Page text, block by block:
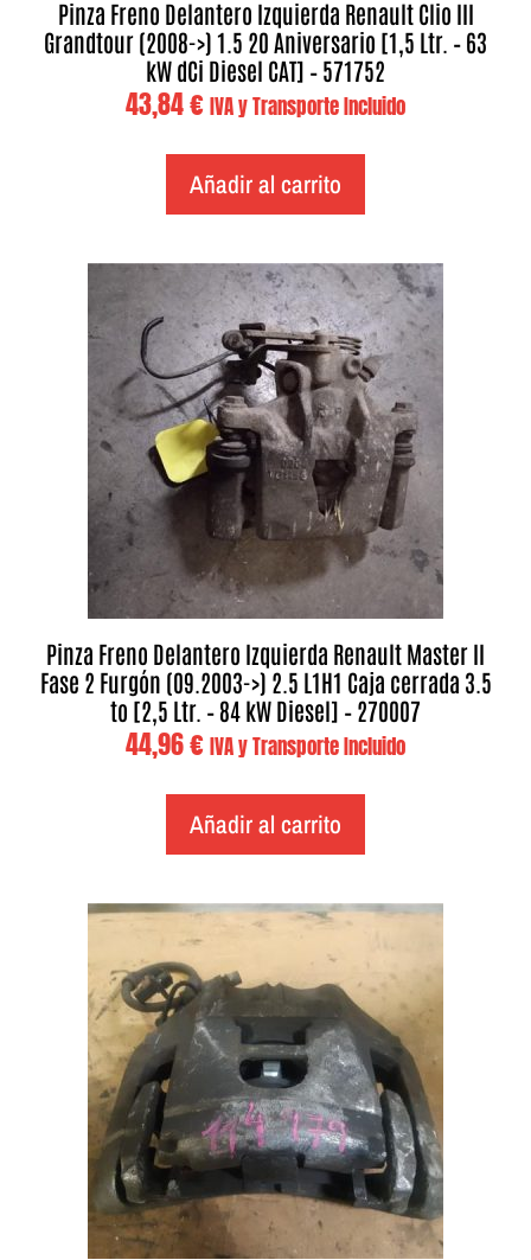
Pinza Freno Delantero Izquierda Renault Clio III
Grandtour (2008->) 1.5 20 Aniversario [1,5 Ltr. – 63
kW dCi Diesel CAT] – 571752
43,84€ IVA y Transporte Incluido
Añadir al carrito
Pinza Freno Delantero Izquierda Renault Master II
Fase 2 Furgón (09.2003->) 2.5 L1H1 Caja cerrada 3.5
to [2,5 Ltr. – 84 kW Diesel] – 270007
44,96€ IVA y Transporte Incluido
Añadir al carrito